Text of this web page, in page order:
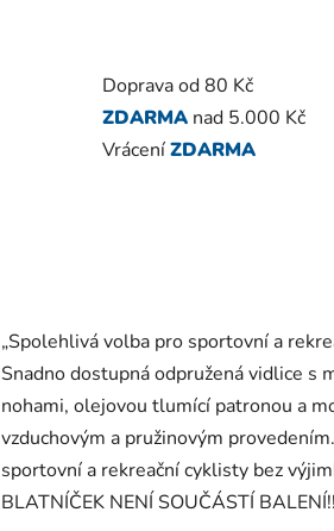
Doprava od 80 Kč
ZDARMA nad 5.000 Kč
VráceníZDARMA
„Spolehlivá volba pro sportovní a
Snadno dostupná odpružená vidlice s
nohami, olejovou tlumící patronou a
vzduchovým a pružinovým
sportovní a rekreační cyklisty bez
BLATNÍČEK NENÍ SOUČÁSTÍ